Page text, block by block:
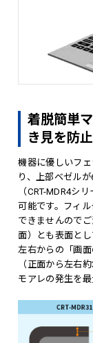
着脱簡単
き見を防
機器に優しいフ
り、上部ベゼル
（CRT-MDR4シ
可能です。フィ
できませんので
面）とも表面とし
左右からの「画
（正面から左右約
モアレの発生を